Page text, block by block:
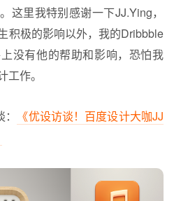
这里我特别感谢一下JJ.Ying，
积极的影响以外，我的Dribbble
没有他的帮助和影响，恐怕我
作。
《优设访谈！百度设计大咖JJ